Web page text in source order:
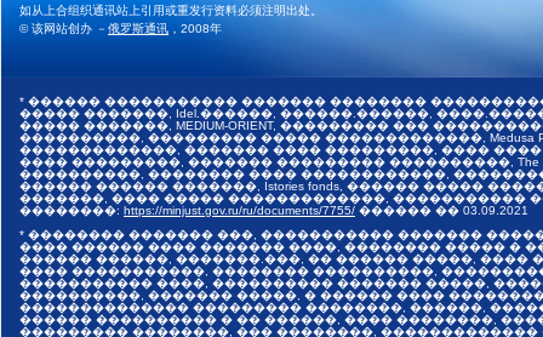
如从上合组织通讯站上引用或重发行资料必须注明出处。
© 该网站创办 －俄罗斯通讯 ，2008年
* ������ ����������� ������� ��������
����� �������, Idel.������, ������.������,
����� �������, MEDIUM-ORIENT, ��������� ���
����������, ��������� ����� �������������, Medusa
�������������, ������� ���� ���������, ����
���� ���������, ������� ��������� ����������,
����������, �������� ���� ������������,
������ ������ �������, Istories fonds, ������ �����
�������, ���� ����� �������������, �����������
��������: https://minjust.gov.ru/ru/documents/7755/ ������ �� 03.09.2021
* �������� ������� ���, ����������� �������
���� ������ ���� ������� ����, �������� ����� �
������ ������, �������.���, �� ������ �����,
���� �����������, �������� ����������,
����������� ����, ���������� ������� �����,
����������, ������� �����, � ������ ����
�������������� ��������� ��������, ������,
������ ���������� � �� ������, ���� ��������,
��������� ��������, ��� ��������,